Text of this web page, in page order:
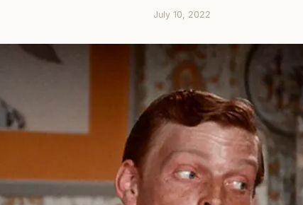
July 10, 2022